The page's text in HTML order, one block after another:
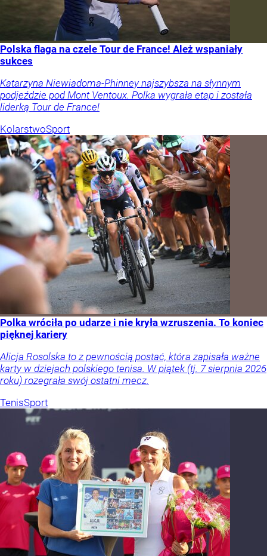
Polska flaga na czele Tour de France! Ależ wspaniały
sukces
Katarzyna Niewiadoma-Phinney najszybsza na słynnym
podjeździe pod Mont Ventoux. Polka wygrała etap i została
liderką Tour de France!
KolarstwoSport
Polka wróciła po udarze i nie kryła wzruszenia. To koniec
pięknej kariery
Alicja Rosolska to z pewnością postać, która zapisała ważne
karty w dziejach polskiego tenisa. W piątek (tj. 7 sierpnia 2026
roku) rozegrała swój ostatni mecz.
TenisSport